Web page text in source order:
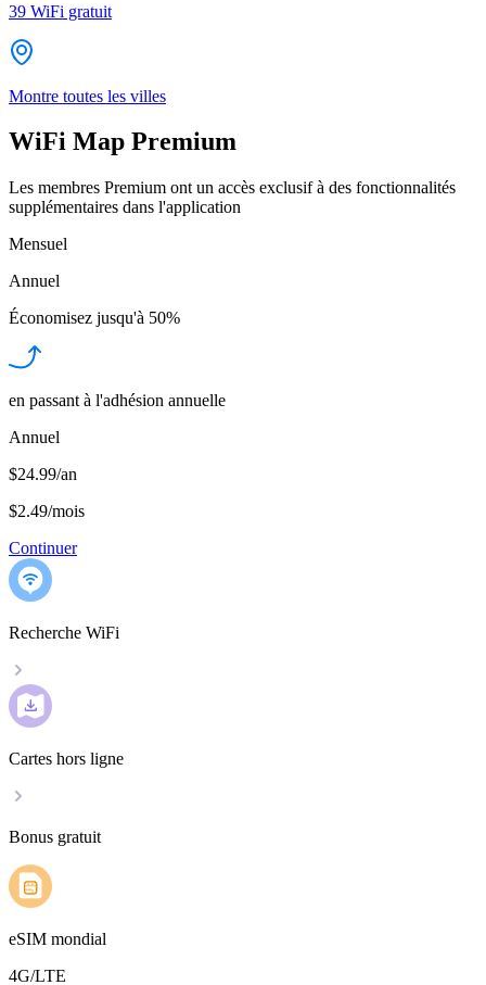
39 WiFi gratuit
Montre toutes les villes
WiFi Map Premium
Les membres Premium ont un accès exclusif à des fonctionnalités
supplémentaires dans l'application
Mensuel
Annuel
Économisez jusqu'à 50%
en passant à l'adhésion annuelle
Annuel
$24.99/an
$2.49/mois
Continuer
Recherche WiFi
Cartes hors ligne
Bonus gratuit
eSIM mondial
4G/LTE